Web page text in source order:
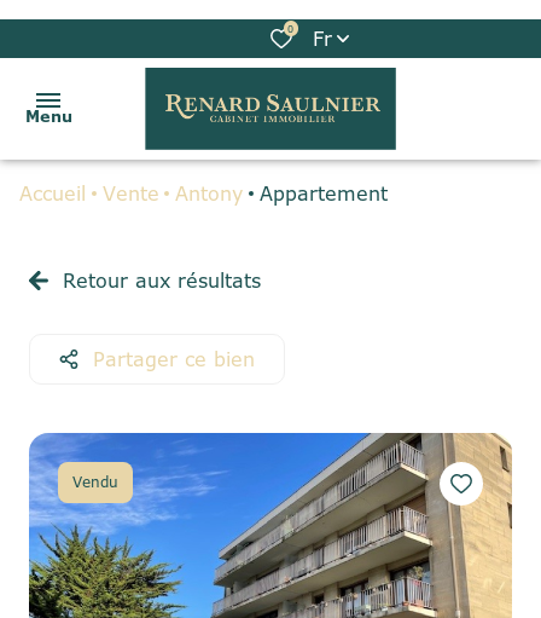
0 Fr
Menu
VENTES
BIENS
GESTION
LOCATIVE
ALERTE
E-MAIL
Accueil Vente Antony Appartement
Retour aux résultats
Partager ce bien
Vendu